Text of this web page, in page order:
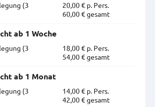
(3
20,00 € p. Pers.
60,00 € gesamt
ab 1 Woche
(3
18,00 € p. Pers.
54,00 € gesamt
ab 1 Monat
(3
14,00 € p. Pers.
42,00 € gesamt